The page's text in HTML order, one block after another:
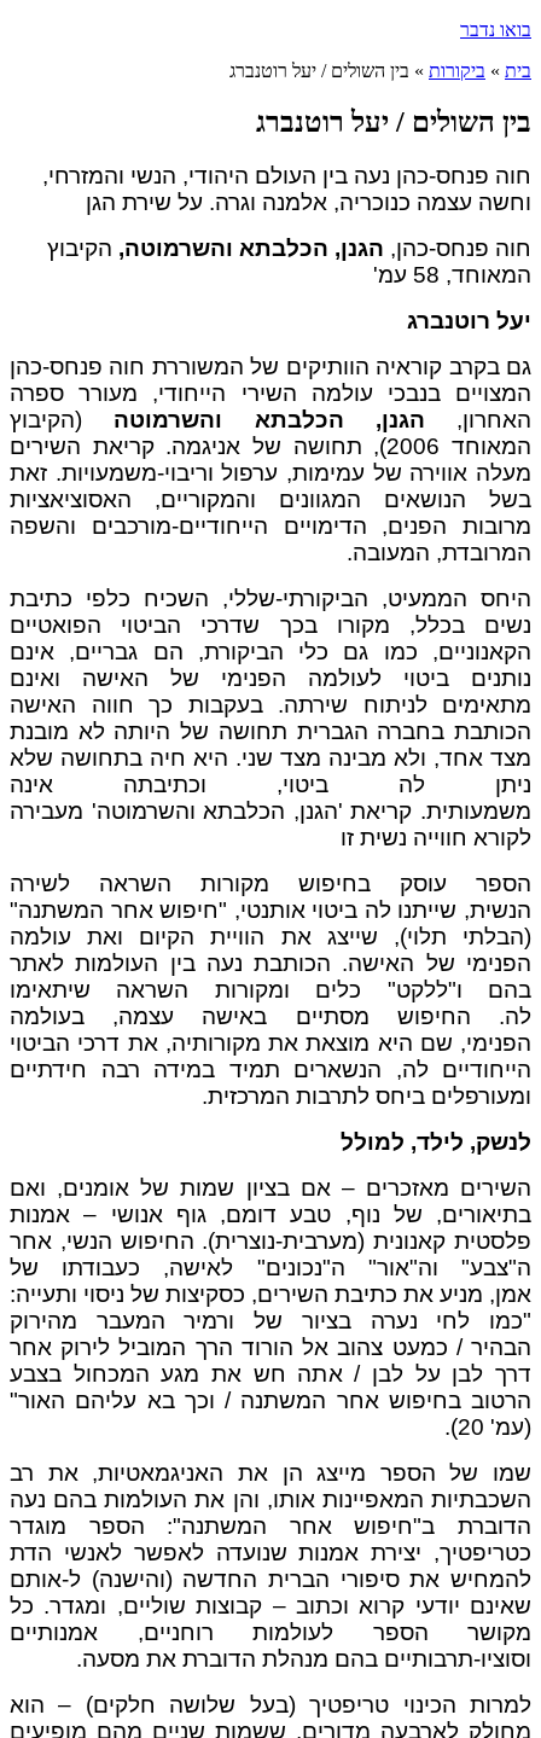
בואו נדבר
בית » ביקורות » בין השולים / יעל רוטנברג
בין השולים / יעל רוטנברג
חוה פנחס-כהן נעה בין העולם היהודי, הנשי והמזרחי,
וחשה עצמה כנוכריה, אלמנה וגרה. על שירת הגן
חוה פנחס-כהן, הגנן, הכלבתא והשרמוטה, הקיבוץ
המאוחד, 58 עמ'
יעל רוטנברג
גם בקרב קוראיה הוותיקים של המשוררת חוה פנחס-כהן
המצויים בנבכי עולמה השירי הייחודי, מעורר ספרה
האחרון, הגנן, הכלבתא והשרמוטה (הקיבוץ
המאוחד 2006), תחושה של אניגמה. קריאת השירים
מעלה אווירה של עמימות, ערפול וריבוי-משמעויות. זאת
בשל הנושאים המגוונים והמקוריים, האסוציאציות
מרובות הפנים, הדימויים הייחודיים-מורכבים והשפה
המרובדת, המעובה.
היחס הממעיט, הביקורתי-שללי, השכיח כלפי כתיבת
נשים בכלל, מקורו בכך שדרכי הביטוי הפואטיים
הקאנוניים, כמו גם כלי הביקורת, הם גבריים, אינם
נותנים ביטוי לעולמה הפנימי של האישה ואינם
מתאימים לניתוח שירתה. בעקבות כך חווה האישה
הכותבת בחברה הגברית תחושה של היותה לא מובנת
מצד אחד, ולא מבינה מצד שני. היא חיה בתחושה שלא
ניתן לה ביטוי, וכתיבתה אינה
משמעותית. קריאת 'הגנן, הכלבתא והשרמוטה' מעבירה
לקורא חווייה נשית זו
הספר עוסק בחיפוש מקורות השראה לשירה
הנשית, שייתנו לה ביטוי אותנטי, "חיפוש אחר המשתנה"
(הבלתי תלוי), שייצג את הוויית הקיום ואת עולמה
הפנימי של האישה. הכותבת נעה בין העולמות לאתר
בהם ו"ללקט" כלים ומקורות השראה שיתאימו
לה. החיפוש מסתיים באישה עצמה, בעולמה
הפנימי, שם היא מוצאת את מקורותיה, את דרכי הביטוי
הייחודיים לה, הנשארים תמיד במידה רבה חידתיים
ומעורפלים ביחס לתרבות המרכזית.
לנשק, לילד, למולל
השירים מאזכרים – אם בציון שמות של אומנים, ואם
בתיאורים, של נוף, טבע דומם, גוף אנושי – אמנות
פלסטית קאנונית (מערבית-נוצרית). החיפוש הנשי, אחר
ה"צבע" וה"אור" ה"נכונים" לאישה, כעבודתו של
אמן, מניע את כתיבת השירים, כסקיצות של ניסוי ותעייה:
"כמו לחי נערה בציור של ורמיר המעבר מהירוק
הבהיר / כמעט צהוב אל הורוד הרך המוביל לירוק אחר
דרך לבן על לבן / אתה חש את מגע המכחול בצבע
הרטוב בחיפוש אחר המשתנה / וכך בא עליהם האור"
(עמ' 20).
שמו של הספר מייצג הן את האניגמאטיות, את רב
השכבתיות המאפיינות אותו, והן את העולמות בהם נעה
הדוברת ב"חיפוש אחר המשתנה": הספר מוגדר
כטריפטיך, יצירת אמנות שנועדה לאפשר לאנשי הדת
להמחיש את סיפורי הברית החדשה (והישנה) ל-אותם
שאינם יודעי קרוא וכתוב – קבוצות שוליים, ומגדר. כל
מקושר הספר לעולמות רוחניים, אמנותיים
וסוציו-תרבותיים בהם מנהלת הדוברת את מסעה.
למרות הכינוי טריפטיך (בעל שלושה חלקים) – הוא
מחולק לארבעה מדורים, ששמות שניים מהם מופיעים